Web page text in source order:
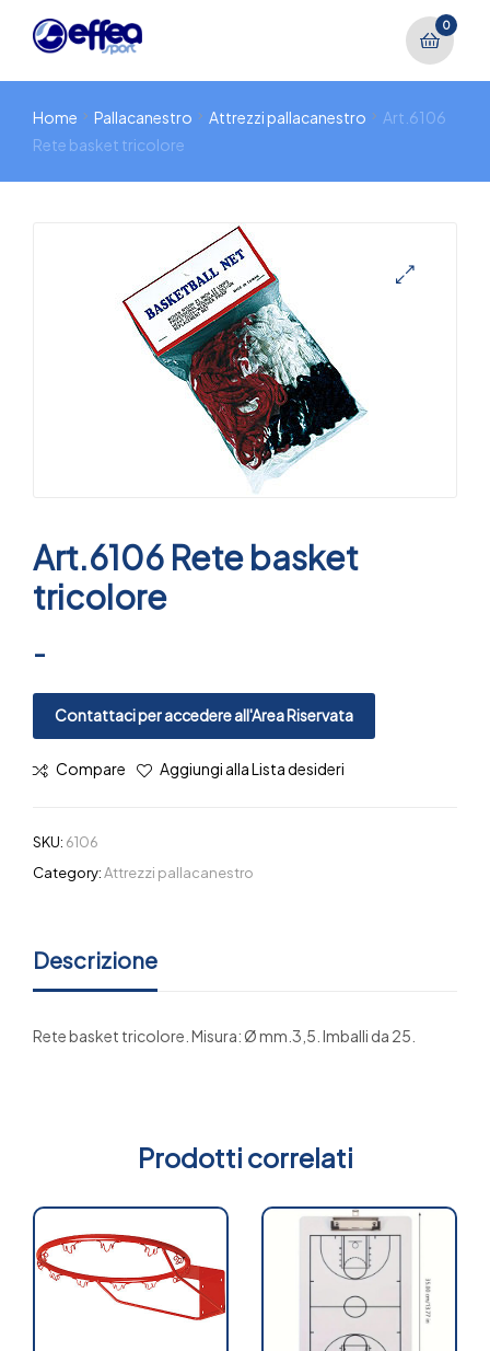
0
Home Pallacanestro Attrezzi pallacanestro
Art.6106
Rete basket tricolore
Art.6106 Rete basket
tricolore
-
Contattaci per accedere all'Area Riservata
Compare Aggiungi alla Lista desideri
SKU: 6106
Category:Attrezzi pallacanestro
Descrizione
Rete basket tricolore. Misura: Ø mm.3,5. Imballi da 25.
Prodotti correlati